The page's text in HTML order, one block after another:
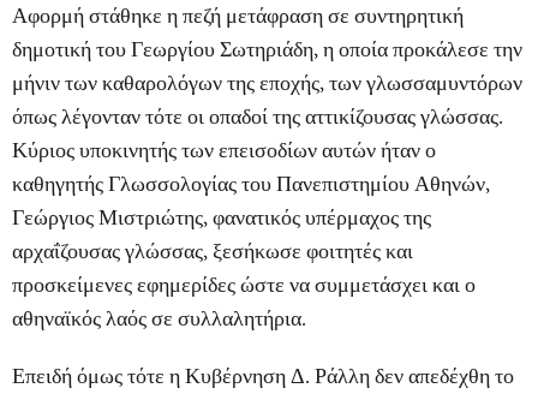
Αφορμή στάθηκε η πεζή μετάφραση σε συντηρητική
δημοτική του Γεωργίου Σωτηριάδη, η οποία προκάλεσε την
μήνιν των καθαρολόγων της εποχής, των γλωσσαμυντόρων
όπως λέγονταν τότε οι οπαδοί της αττικίζουσας γλώσσας.
Κύριος υποκινητής των επεισοδίων αυτών ήταν ο
καθηγητής Γλωσσολογίας του Πανεπιστημίου Αθηνών,
Γεώργιος Μιστριώτης, φανατικός υπέρμαχος της
αρχαΐζουσας γλώσσας, ξεσήκωσε φοιτητές και
προσκείμενες εφημερίδες ώστε να συμμετάσχει και ο
αθηναϊκός λαός σε συλλαλητήρια.
Επειδή όμως τότε η Κυβέρνηση Δ. Ράλλη δεν απεδέχθη το